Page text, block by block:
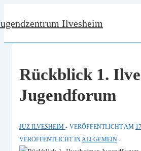
Zum
Ilvesheim
Rückblick 1.
Jugendforum
JUZ ILVESHEIM VERÖFFENTLICHT AM
VERÖFFENTLICHT IN ALLGEMEIN